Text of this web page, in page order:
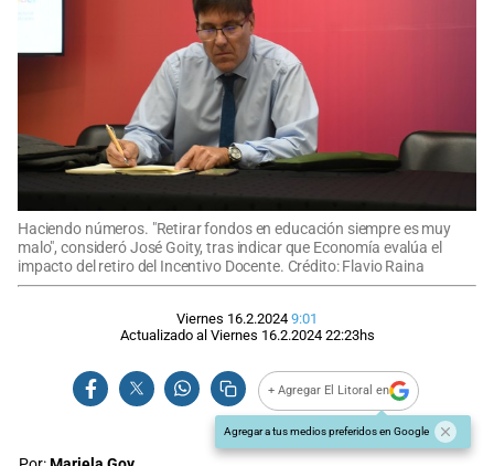
Haciendo números. "Retirar fondos en educación siempre es muy
malo", consideró José Goity, tras indicar que Economía evalúa el
impacto del retiro del Incentivo Docente. Crédito: Flavio Raina
Viernes 16.2.2024 9:01
Actualizado al Viernes 16.2.2024 22:23hs
+ Agregar El Litoral en
Agregar a tus medios preferidos en Google